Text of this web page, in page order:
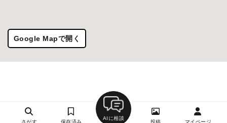
Google Mapで開く
さがす 保存済み
AIに相談
投稿 マイページ